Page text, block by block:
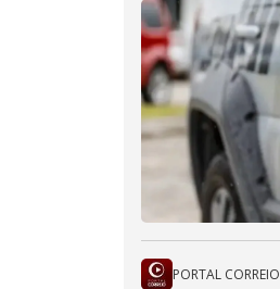
PORTAL CORREIO